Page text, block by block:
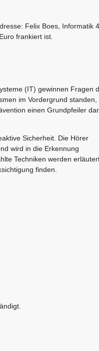
Felix Boes, Informatik 4,
frankiert ist.
(IT) gewinnen Fragen
im Vordergrund standen,
einen Grundpfeiler dar,
Sicherheit. Die Hörer
wird in die Erkennung
Techniken werden
finden.